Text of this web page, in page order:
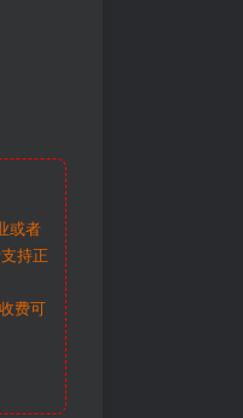
或者
持正
费可